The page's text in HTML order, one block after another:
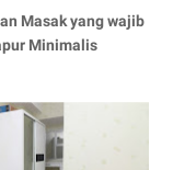
Masak yang wajib
Minimalis